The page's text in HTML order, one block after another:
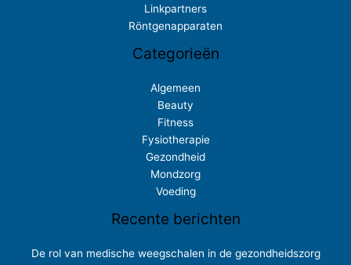
Linkpartners
Röntgenapparaten
Categorieën
Algemeen
Beauty
Fitness
Fysiotherapie
Gezondheid
Mondzorg
Voeding
Recente berichten
De rol van medische weegschalen in de gezondheidszorg